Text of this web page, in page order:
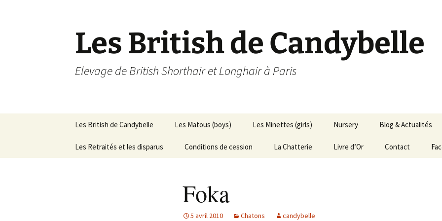
Les British de Candybelle
Elevage de British Shorthair et Longhair à Paris
contenu
Les British de Candybelle Les Matous (boys) Les Minettes (girls) Nursery Blog & Actualités
Les Retraités et les disparus Conditions de cession La Chatterie Livre d’Or Contact
Foka
5 avril 2010 Chatons candybelle